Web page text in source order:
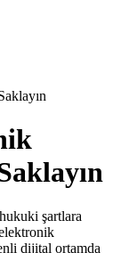
şartlara
dijital ortamda